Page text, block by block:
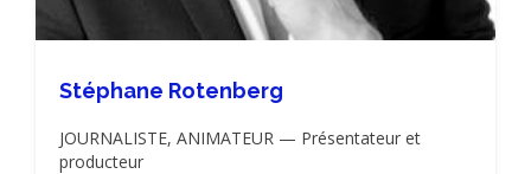
Stéphane Rotenberg
JOURNALISTE, ANIMATEUR — Présentateur et
producteur